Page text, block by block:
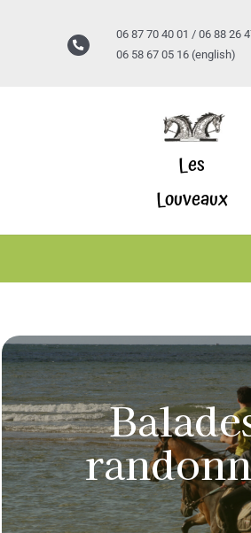
06 87 70 40 01 / 06 88 26
06 58 67 05 16 (english)
Les
Louveaux
Stages vacances
Les cours
Randonnée / balade
Compétition